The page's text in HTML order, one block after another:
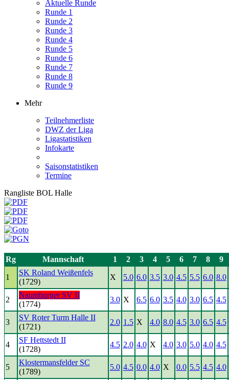
Aktuelle Runde
Runde 1
Runde 2
Runde 3
Runde 4
Runde 5
Runde 6
Runde 7
Runde 8
Runde 9
Mehr
Teilnehmerliste
DWZ der Liga
Ligastatistiken
Infokarte
Saisonstatistiken
Termine
Rangliste BOL Halle
Rg Mannschaft 1 2 3 4 5 6 7 8 9
1
SK Roland Weißenfels
(1729)
X 5.0 6.0 3.5 3.0 4.5 5.5 6.0 8.0
2
Naumburger SV II
(1774)
3.0 X 6.5 6.0 3.5 4.0 3.0 6.5 4.5
3
SV Roter Turm Halle II
(1721)
2.0 1.5 X 4.0 8.0 4.5 3.0 6.5 4.5
4
SF Hettstedt II
(1728)
4.5 2.0 4.0 X 4.0 3.0 5.0 4.0 4.5
5
Klostermansfelder SC
(1789)
5.0 4.5 0.0 4.0 X 0.0 5.5 4.5 4.0